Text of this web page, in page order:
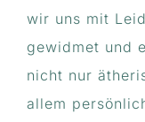
Kontakt
wir uns mit
gewidmet und
nicht nur
allem